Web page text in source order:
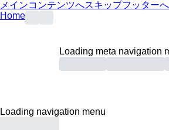
メインコンテンツへスキップフッター
Home
Loading meta navigation
Loading navigation menu